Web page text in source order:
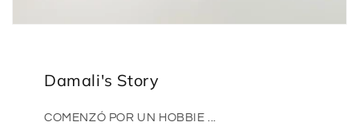
Damali's Story
COMENZÓ POR UN HOBBIE ...